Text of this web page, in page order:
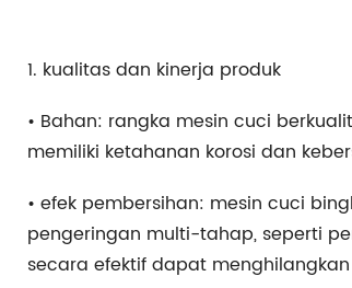
1. kualitas dan kinerja produk
• Bahan: rangka mesin cuci
memiliki ketahanan korosi dan
• efek pembersihan: mesin cuci
pengeringan multi-tahap, seperti
secara efektif dapat